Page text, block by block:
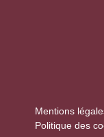
Mentions
Politique des